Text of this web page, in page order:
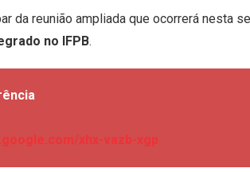
da reunião ampliada que ocorrerá nesta
no IFPB.
xhx-vazb-xgp